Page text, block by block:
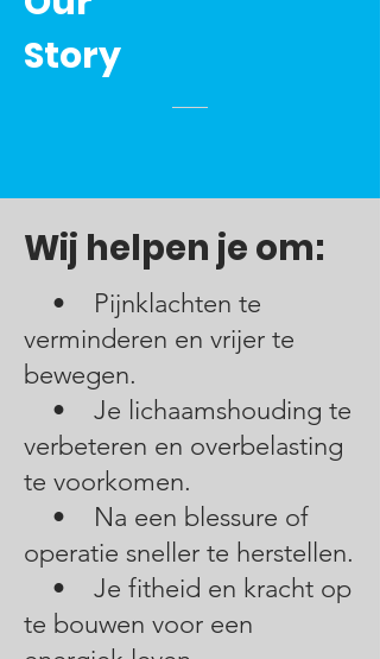
Story
Wij helpen je om:
• Pijnklachten te
verminderen en vrijer te
bewegen.
• Je lichaamshouding te
verbeteren en overbelasting
te voorkomen.
• Na een blessure of
operatie sneller te herstellen.
• Je fitheid en kracht op
te bouwen voor een